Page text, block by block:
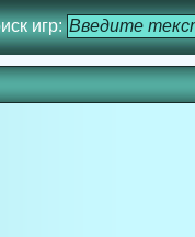
игр: